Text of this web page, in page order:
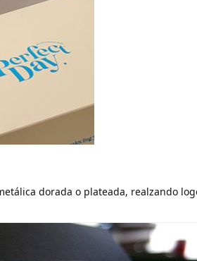
dorada o plateada, realzando